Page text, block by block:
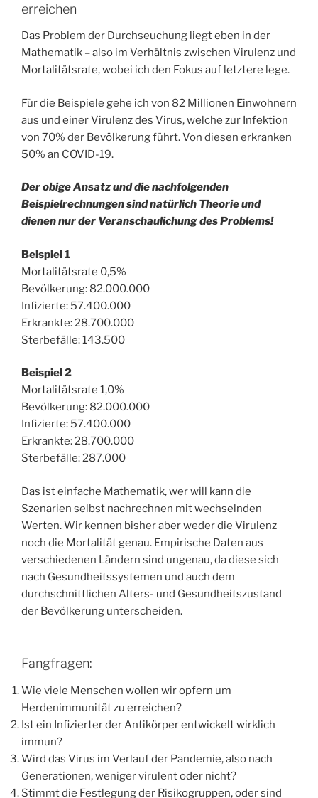
erreichen
Das Problem der Durchseuchung liegt eben in der
Mathematik – also im Verhältnis zwischen Virulenz und
Mortalitätsrate, wobei ich den Fokus auf letztere lege.
Für die Beispiele gehe ich von 82 Millionen Einwohnern
aus und einer Virulenz des Virus, welche zur Infektion
von 70% der Bevölkerung führt. Von diesen erkranken
50% an COVID-19.
Der obige Ansatz und die nachfolgenden
Beispielrechnungen sind natürlich Theorie und
dienen nur der Veranschaulichung des Problems!
Beispiel 1
Mortalitätsrate 0,5%
Bevölkerung: 82.000.000
Infizierte: 57.400.000
Erkrankte: 28.700.000
Sterbefälle: 143.500
Beispiel 2
Mortalitätsrate 1,0%
Bevölkerung: 82.000.000
Infizierte: 57.400.000
Erkrankte: 28.700.000
Sterbefälle: 287.000
Das ist einfache Mathematik, wer will kann die
Szenarien selbst nachrechnen mit wechselnden
Werten. Wir kennen bisher aber weder die Virulenz
noch die Mortalität genau. Empirische Daten aus
verschiedenen Ländern sind ungenau, da diese sich
nach Gesundheitssystemen und auch dem
durchschnittlichen Alters- und Gesundheitszustand
der Bevölkerung unterscheiden.
Fangfragen:
Wie viele Menschen wollen wir opfern um
Herdenimmunität zu erreichen?
Ist ein Infizierter der Antikörper entwickelt wirklich
immun?
Wird das Virus im Verlauf der Pandemie, also nach
Generationen, weniger virulent oder nicht?
Stimmt die Festlegung der Risikogruppen, oder sind